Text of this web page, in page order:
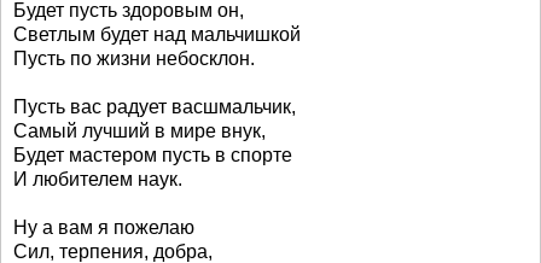
Будет пусть здоровым он,
Светлым будет над мальчишкой
Пусть по жизни небосклон.
Пусть вас радует васшмальчик,
Самый лучший в мире внук,
Будет мастером пусть в спорте
И любителем наук.
Ну а вам я пожелаю
Сил, терпения, добра,